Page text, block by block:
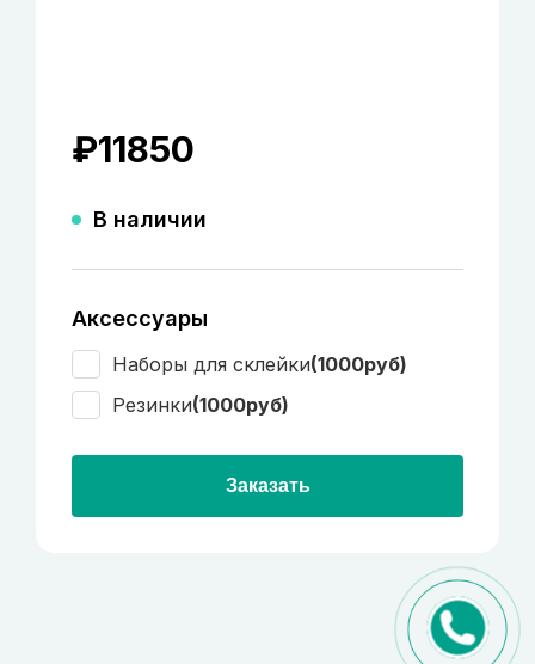
₽11850
В наличии
Аксессуары
Наборы для склейки(1000руб)
Резинки(1000руб)
Заказать